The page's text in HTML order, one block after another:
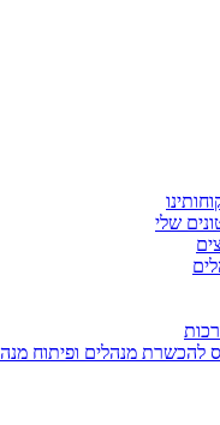
שלי
להכשרת מנהלים ופיתוח